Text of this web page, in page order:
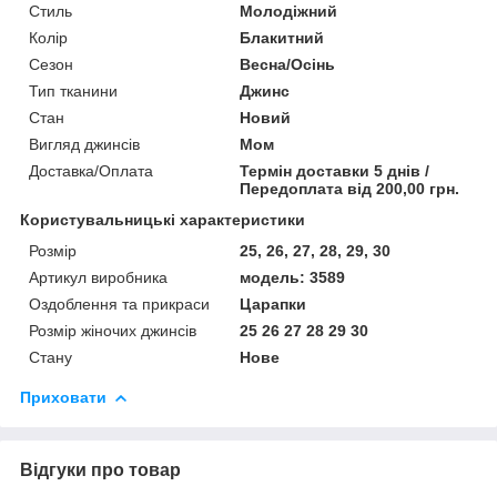
Стиль
Молодіжний
Колір
Блакитний
Сезон
Весна/Осінь
Тип тканини
Джинс
Стан
Новий
Вигляд джинсів
Мом
Доставка/Оплата
Термін доставки 5 днів /
Передоплата від 200,00 грн.
Користувальницькі характеристики
Розмір
25, 26, 27, 28, 29, 30
Артикул виробника
модель: 3589
Оздоблення та прикраси
Царапки
Розмір жіночих джинсів
25 26 27 28 29 30
Стану
Нове
Приховати
Відгуки про товар